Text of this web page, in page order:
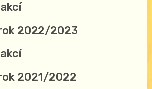
2022/2023
2021/2022